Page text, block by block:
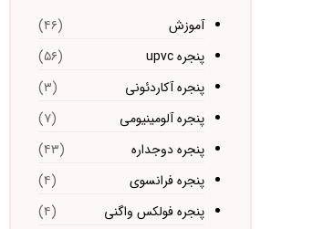
آموزش (۴۶)
پنجره upvc
(۵۶)
پنجره آکاردئونی
(۳)
پنجره آلومینیومی
(۷)
پنجره دوجداره
(۴۳)
پنجره فرانسوی
(۴)
پنجره فولکس واگنی
(۴)